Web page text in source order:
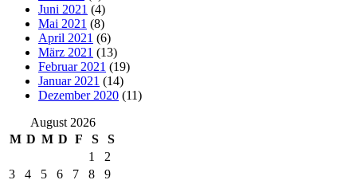
Juni 2021 (4)
Mai 2021 (8)
April 2021 (6)
März 2021 (13)
Februar 2021 (19)
Januar 2021 (14)
Dezember 2020 (11)
August 2026
M D M D F S
S
1
2
3
4 5 6 7 8
9